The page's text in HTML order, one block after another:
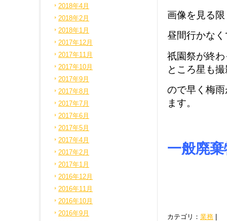
画像を見る
昼間行かな
祇園祭が終
ところ星も
ので早く梅
ます。
一般廃
カテゴリ： 業務
2018年4月
2018年2月
2018年1月
2017年12月
2017年11月
2017年10月
2017年9月
2017年8月
2017年7月
2017年6月
2017年5月
2017年4月
2017年2月
2017年1月
2016年12月
2016年11月
2016年10月
2016年9月